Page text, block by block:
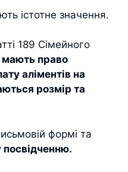
істотне значення.
189 Сімейного
мають право
аліментів на
розмір та
формі та
посвідченню.